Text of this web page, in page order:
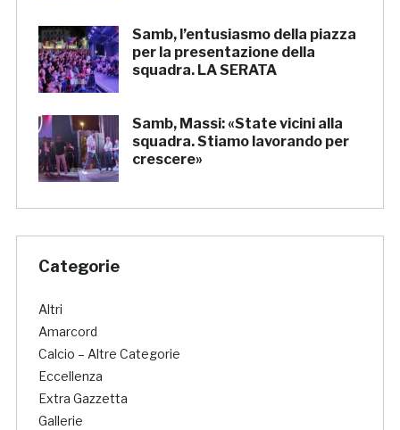
Samb, l’entusiasmo della piazza
per la presentazione della
squadra. LA SERATA
Samb, Massi: «State vicini alla
squadra. Stiamo lavorando per
crescere»
Categorie
Altri
Amarcord
Calcio – Altre Categorie
Eccellenza
Extra Gazzetta
Gallerie